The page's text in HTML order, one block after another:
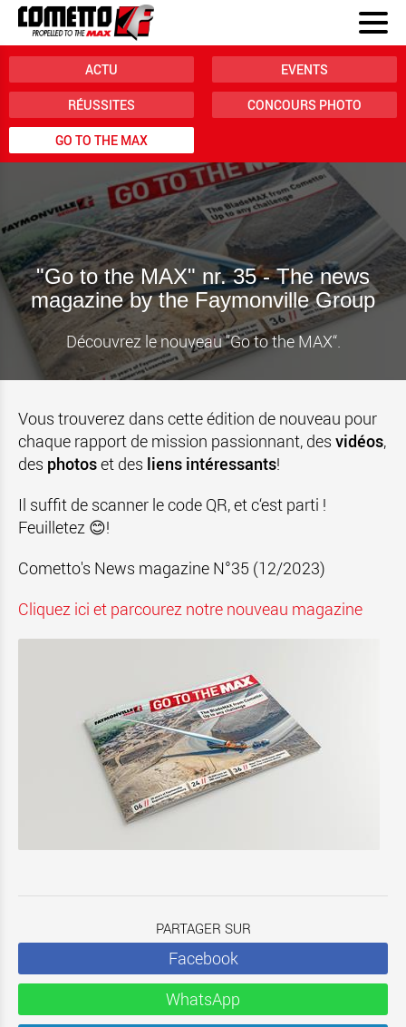
ACTU EVENTS
RÉUSSITES CONCOURS PHOTO
GO TO THE MAX
"Go to the MAX" nr. 35 - The news
magazine by the Faymonville Group
Découvrez le nouveau "Go to the MAX“.
Vous trouverez dans cette édition de nouveau pour
chaque rapport de mission passionnant, des vidéos,
des photoset des liens intéressants!
Il suffit de scanner le code QR, et c‘est parti !
Feuilletez 😊!
Cometto's News magazine N°35 (12/2023)
Cliquez ici et parcourez notre nouveau magazine
PARTAGER SUR
Facebook
WhatsApp